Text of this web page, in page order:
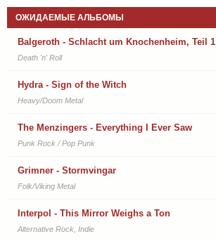
ОЖИДАЕМЫЕ АЛЬБОМЫ
Balgeroth - Schlacht um Knochenheim, Teil 1
Death 'n' Roll
Hydra - Sign of the Witch
Heavy/Doom Metal
The Menzingers - Everything I Ever Saw
Punk Rock / Pop Punk
Grimner - Stormvingar
Folk/Viking Metal
Interpol - This Mirror Weighs a Ton
Alternative Rock, Indie